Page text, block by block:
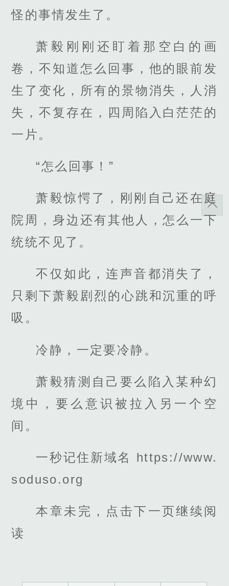
怪的事情发生了。
萧毅刚刚还盯着那空白的画
卷，不知道怎么回事，他的眼前发
生了变化，所有的景物消失，人消
失，不复存在，四周陷入白茫茫的
一片。
“怎么回事！”
萧毅惊愕了，刚刚自己还在庭
院周，身边还有其他人，怎么一下
统统不见了。
不仅如此，连声音都消失了，
只剩下萧毅剧烈的心跳和沉重的呼
吸。
冷静，一定要冷静。
萧毅猜测自己要么陷入某种幻
境中，要么意识被拉入另一个空
间。
一秒记住新域名 https://www.
soduso.org
本章未完，点击下一页继续阅
读